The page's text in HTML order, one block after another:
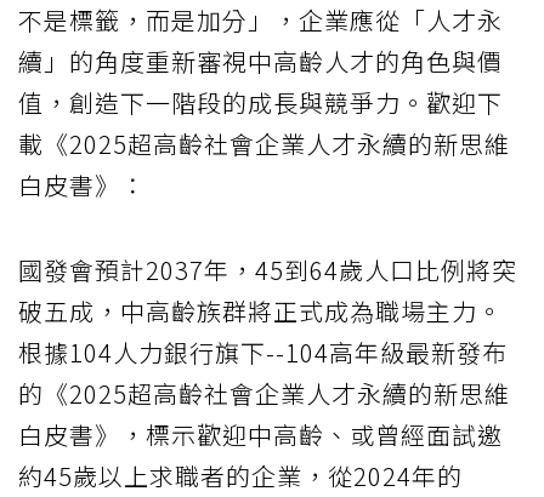
不是標籤，而是加分」，企業應從「人才永
續」的角度重新審視中高齡人才的角色與價
值，創造下一階段的成長與競爭力。歡迎下
載《2025超高齡社會企業人才永續的新思維
白皮書》：
國發會預計2037年，45到64歲人口比例將突
破五成，中高齡族群將正式成為職場主力。
根據104人力銀行旗下--104高年級最新發布
的《2025超高齡社會企業人才永續的新思維
白皮書》，標示歡迎中高齡、或曾經面試邀
約45歲以上求職者的企業，從2024年的